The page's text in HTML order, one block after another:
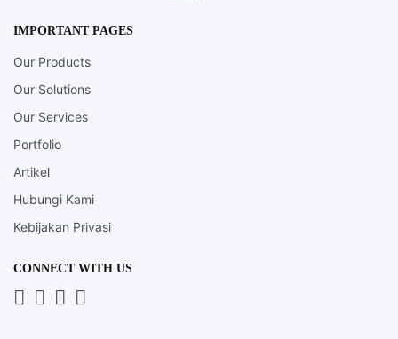
IMPORTANT PAGES
Our Products
Our Solutions
Our Services
Portfolio
Artikel
Hubungi Kami
Kebijakan Privasi
CONNECT WITH US